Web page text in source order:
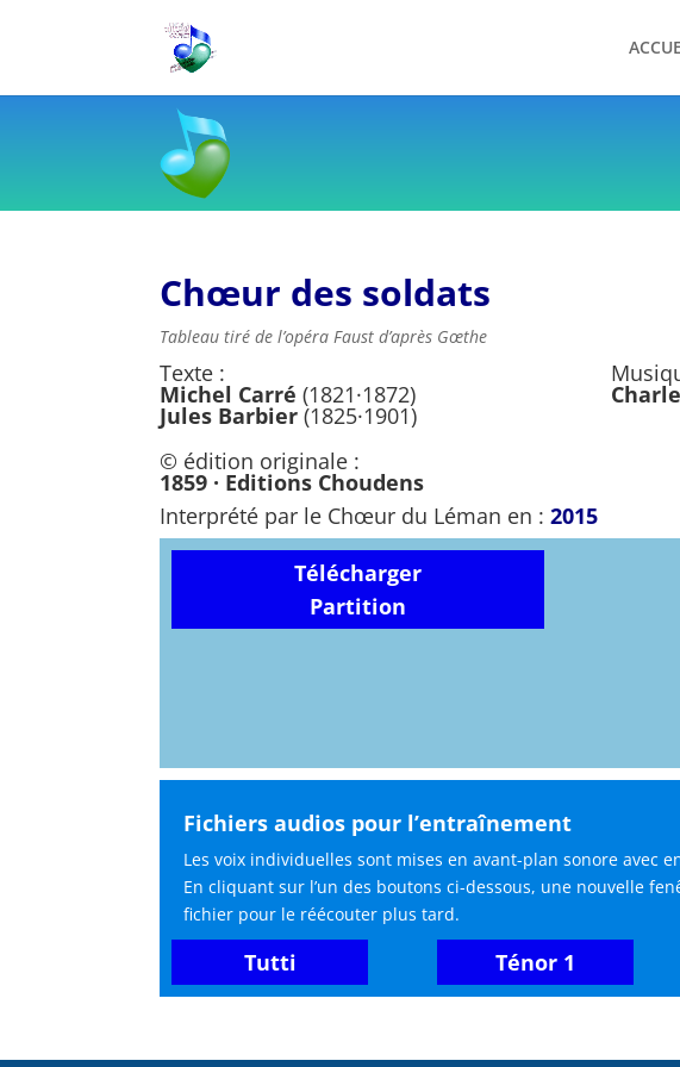
Chœur des soldats
Tableau tiré de l’opéra Faust d’après Gœthe
Texte :
Michel Carré (1821·1872)
Jules Barbier (1825·1901)
© édition originale :
1859 · Editions Choudens
Interprété par le Chœur du Léman en :2015
Télécharger
Partition
Fichiers audios pour l’entraînement
Les voix individuelles sont mises en avant-plan sonore avec
En cliquant sur l’un des boutons ci-dessous, une nouvelle
fichier pour le réécouter plus tard.
Tutti Ténor 1